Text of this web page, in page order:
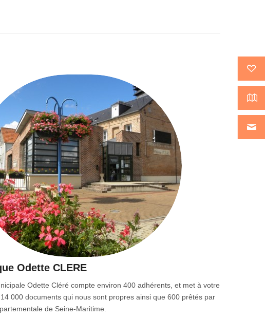
Odette CLERE
Odette Cléré compte environ 400 adhérents, et met à votre
000 documents qui nous sont propres ainsi que 600 prêtés par
de Seine-Maritime.